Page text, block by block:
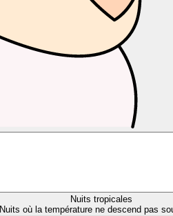
Nuits tropicales
Nuits où la température ne descend pas